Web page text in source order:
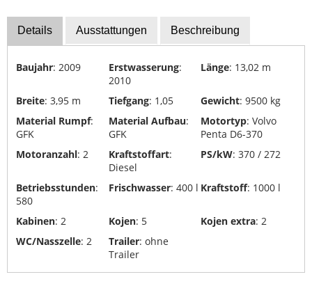
Details Ausstattungen Beschreibung
Baujahr: 2009 Erstwasserung:
2010
Länge: 13,02 m
Breite: 3,95 m Tiefgang: 1,05 Gewicht: 9500 kg
Material Rumpf:
GFK
Material Aufbau:
GFK
Motortyp: Volvo
Penta D6-370
Motoranzahl: 2 Kraftstoffart:
Diesel
PS/kW: 370 / 272
Betriebsstunden:
580
Frischwasser: 400 l Kraftstoff: 1000 l
Kabinen: 2 Kojen: 5 Kojen extra: 2
WC/Nasszelle: 2 Trailer: ohne
Trailer